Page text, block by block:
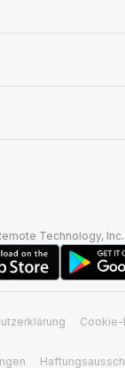
Technology,
Cookie-